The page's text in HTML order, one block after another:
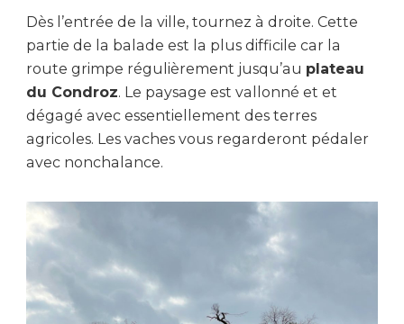
Dès l’entrée de la ville, tournez à droite. Cette
partie de la balade est la plus difficile car la
route grimpe régulièrement jusqu’au plateau
du Condroz. Le paysage est vallonné et et
dégagé avec essentiellement des terres
agricoles. Les vaches vous regarderont pédaler
avec nonchalance.